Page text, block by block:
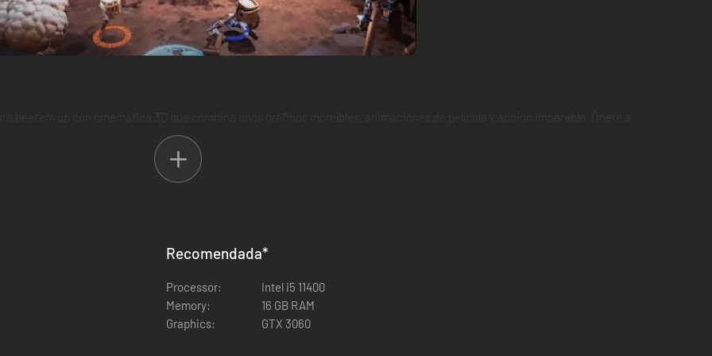
con un amigo en modo cooperativo de dos jugadores para rescatar a la princesa e ir desbloqueando desafíos aún mejores!
Gráficos de última generación insuflan vida en cada héroe y entorno y hacen de cada batalla un vívido espectáculo.
estilos de combate distintos. Usa el entorno a tu favor y hazte con armas de lo más extravagantes e insólitas.
arma de dos manos. Sus poderosos golpes compensan su velocidad y sus ataques, sin duda alguna, pueden cambiar
Recomendada*
Processor:
Intel i5 11400
Memory:
16 GB RAM
Graphics:
GTX 3060